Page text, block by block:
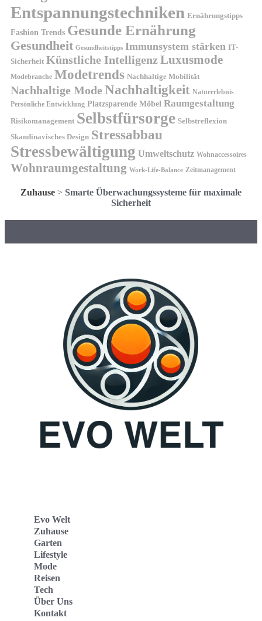
Entspannungstechniken Ernährungstipps
Fashion Trends Gesunde Ernährung
Gesundheit Gesundheitstipps Immunsystem stärken IT-
Sicherheit Künstliche IntelligenzLuxusmode
Modebranche Modetrends Nachhaltige Mobilität
Nachhaltige ModeNachhaltigkeit Naturerlebnis
Persönliche Entwicklung Platzsparende Möbel Raumgestaltung
Risikomanagement Selbstfürsorge Selbstreflexion
Skandinavisches Design Stressabbau
Stressbewältigung Umweltschutz Wohnaccessoires
Wohnraumgestaltung Work-Life-Balance Zeitmanagement
Zuhause > Smarte Überwachungssysteme für maximale
Sicherheit
Evo Welt
Zuhause
Garten
Lifestyle
Mode
Reisen
Tech
Über Uns
Kontakt